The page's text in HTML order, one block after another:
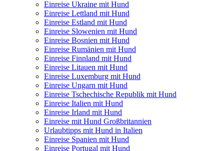
Einreise Ukraine mit Hund
Einreise Lettland mit Hund
Einreise Estland mit Hund
Einreise Slowenien mit Hund
Einreise Bosnien mit Hund
Einreise Rumänien mit Hund
Einreise Finnland mit Hund
Einreise Litauen mit Hund
Einreise Luxemburg mit Hund
Einreise Ungarn mit Hund
Einreise Tschechische Republik mit Hund
Einreise Italien mit Hund
Einreise Irland mit Hund
Einreise mit Hund Großbritannien
Urlaubtipps mit Hund in Italien
Einreise Spanien mit Hund
Einreise Portugal mit Hund